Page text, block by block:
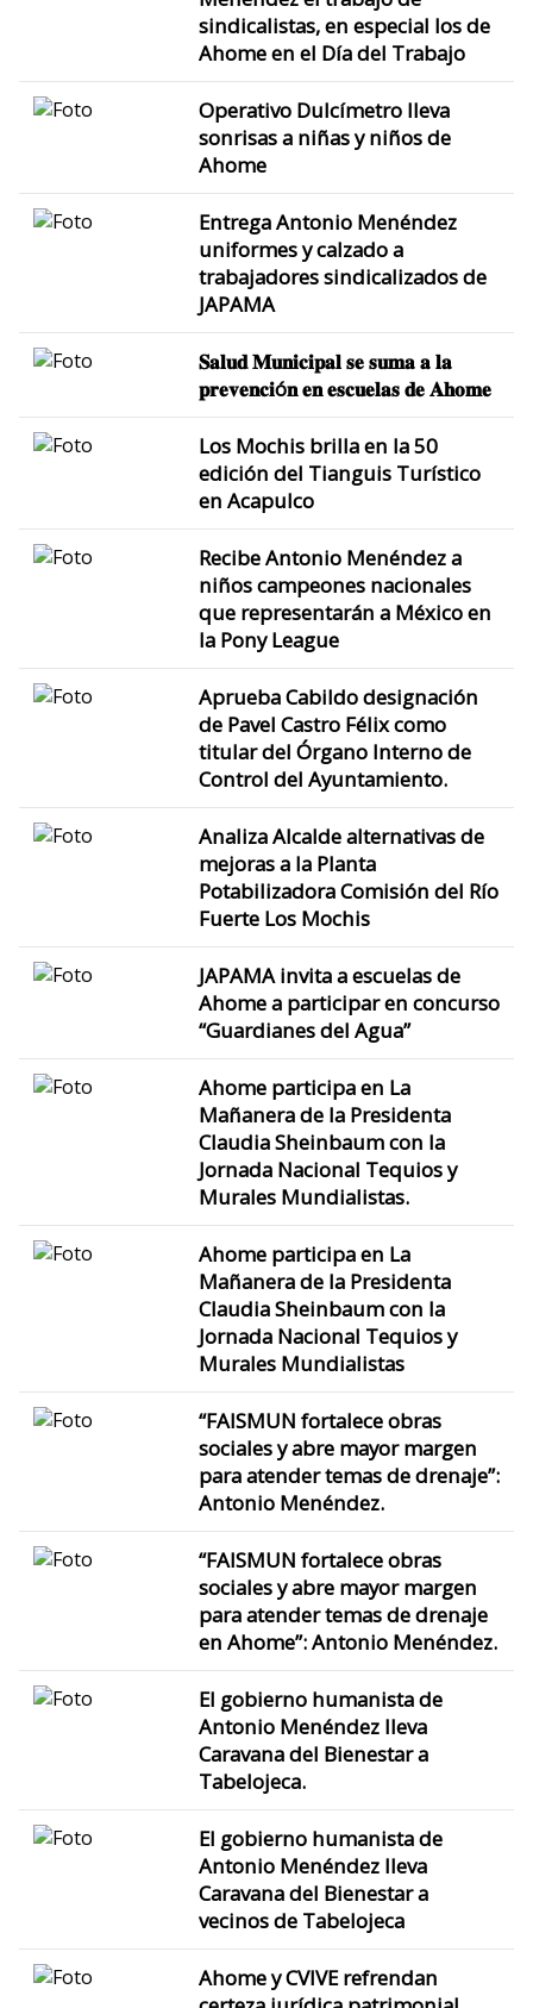
sindicalistas, en especial los de
Ahome en el Día del Trabajo
Operativo Dulcímetro lleva
sonrisas a niñas y niños de
Ahome
Entrega Antonio Menéndez
uniformes y calzado a
trabajadores sindicalizados de
JAPAMA
𝐒𝐚𝐥𝐮𝐝 𝐌𝐮𝐧𝐢𝐜𝐢𝐩𝐚𝐥 𝐬𝐞 𝐬𝐮𝐦𝐚 𝐚 𝐥𝐚
𝐩𝐫𝐞𝐯𝐞𝐧𝐜𝐢ó𝐧 𝐞𝐧 𝐞𝐬𝐜𝐮𝐞𝐥𝐚𝐬 𝐝𝐞 𝐀𝐡𝐨𝐦𝐞
Los Mochis brilla en la 50
edición del Tianguis Turístico
en Acapulco
Recibe Antonio Menéndez a
niños campeones nacionales
que representarán a México en
la Pony League
Aprueba Cabildo designación
de Pavel Castro Félix como
titular del Órgano Interno de
Control del Ayuntamiento.
Analiza Alcalde alternativas de
mejoras a la Planta
Potabilizadora Comisión del Río
Fuerte Los Mochis
JAPAMA invita a escuelas de
Ahome a participar en concurso
“Guardianes del Agua”
Ahome participa en La
Mañanera de la Presidenta
Claudia Sheinbaum con la
Jornada Nacional Tequios y
Murales Mundialistas.
Ahome participa en La
Mañanera de la Presidenta
Claudia Sheinbaum con la
Jornada Nacional Tequios y
Murales Mundialistas
“FAISMUN fortalece obras
sociales y abre mayor margen
para atender temas de drenaje”:
Antonio Menéndez.
“FAISMUN fortalece obras
sociales y abre mayor margen
para atender temas de drenaje
en Ahome”: Antonio Menéndez.
El gobierno humanista de
Antonio Menéndez lleva
Caravana del Bienestar a
Tabelojeca.
El gobierno humanista de
Antonio Menéndez lleva
Caravana del Bienestar a
vecinos de Tabelojeca
Ahome y CVIVE refrendan